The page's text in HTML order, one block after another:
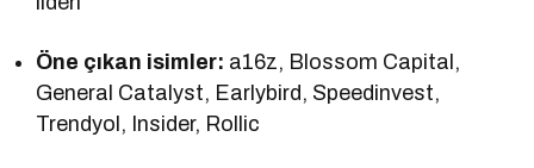
Öne çıkan isimler: a16z, Blossom Capital,
General Catalyst, Earlybird, Speedinvest,
Trendyol, Insider, Rollic